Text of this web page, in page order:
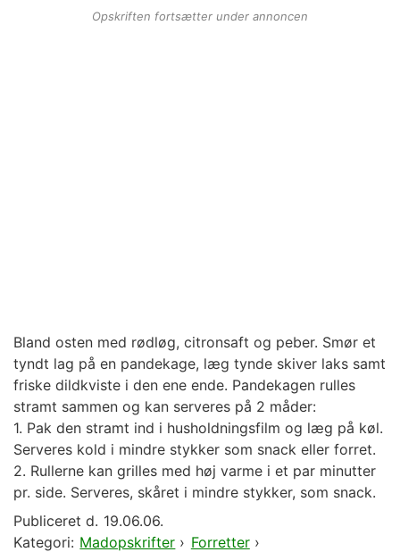
Opskriften fortsætter under annoncen
Bland osten med rødløg, citronsaft og peber. Smør et
tyndt lag på en pandekage, læg tynde skiver laks samt
friske dildkviste i den ene ende. Pandekagen rulles
stramt sammen og kan serveres på 2 måder:
1. Pak den stramt ind i husholdningsfilm og læg på køl.
Serveres kold i mindre stykker som snack eller forret.
2. Rullerne kan grilles med høj varme i et par minutter
pr. side. Serveres, skåret i mindre stykker, som snack.
Publiceret d. 19.06.06.
Kategori: Madopskrifter › Forretter›